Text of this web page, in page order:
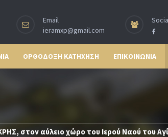
Email
ieramxp@gmail.com
ΟΡΘΟΔΟΞΗ ΚΑΤΗΧΗΣΗ ΕΠΙΚΟΙΝΩΝΙΑ
στον αύλειο χώρο του Ιερού Ναού του